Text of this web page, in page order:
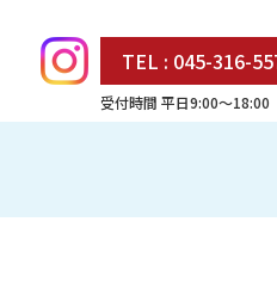
TEL : 045-316-
受付時間 平日9:00〜18:00